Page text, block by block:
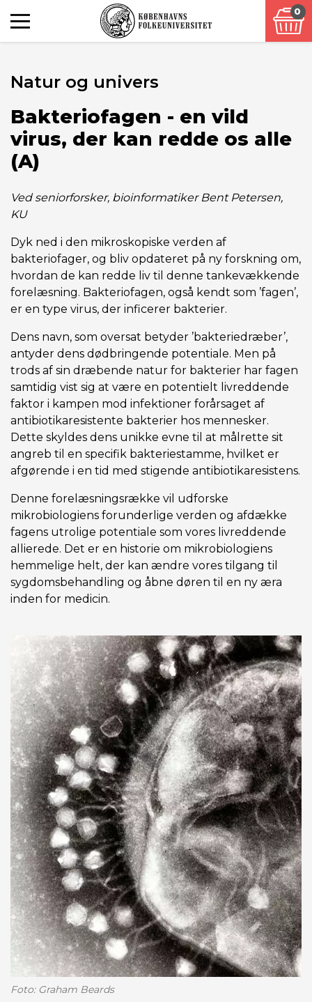
0
Natur og univers
Bakteriofagen - en vild
virus, der kan redde os alle
(A)
Ved seniorforsker, bioinformatiker Bent Petersen,
KU
Dyk ned i den mikroskopiske verden af
bakteriofager, og bliv opdateret på ny forskning om,
hvordan de kan redde liv til denne tankevækkende
forelæsning. Bakteriofagen, også kendt som ’fagen’,
er en type virus, der inficerer bakterier.
Dens navn, som oversat betyder ’bakteriedræber’,
antyder dens dødbringende potentiale. Men på
trods af sin dræbende natur for bakterier har fagen
samtidig vist sig at være en potentielt livreddende
faktor i kampen mod infektioner forårsaget af
antibiotikaresistente bakterier hos mennesker.
Dette skyldes dens unikke evne til at målrette sit
angreb til en specifik bakteriestamme, hvilket er
afgørende i en tid med stigende antibiotikaresistens.
Denne forelæsningsrække vil udforske
mikrobiologiens forunderlige verden og afdække
fagens utrolige potentiale som vores livreddende
allierede. Det er en historie om mikrobiologiens
hemmelige helt, der kan ændre vores tilgang til
sygdomsbehandling og åbne døren til en ny æra
inden for medicin.
Foto: Graham Beards